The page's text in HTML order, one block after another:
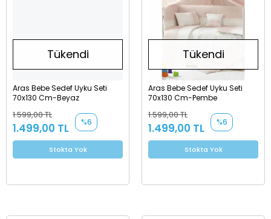
Tükendi
Aras Bebe Sedef Uyku Seti
70x130 Cm-Beyaz
1.599,00 TL
1.499,00 TL %6
Stokta Yok
Tükendi
Aras Bebe Sedef Uyku Seti
70x130 Cm-Pembe
1.599,00 TL
1.499,00 TL %6
Stokta Yok